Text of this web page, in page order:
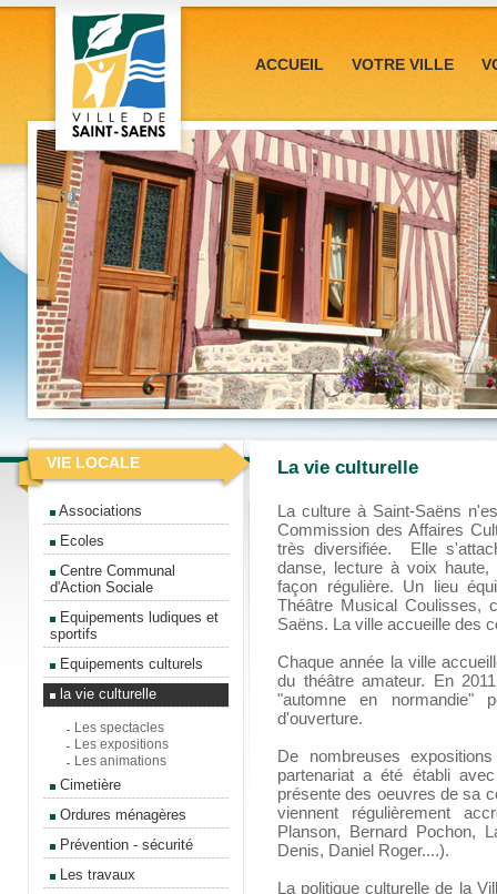
ACCUEIL VOTRE VILLE
VIE LOCALE
Associations
Ecoles
Centre Communal
d'Action Sociale
Equipements ludiques et
sportifs
Equipements culturels
la vie culturelle
Les spectacles
Les expositions
Les animations
Cimetière
Ordures ménagères
Prévention - sécurité
Les travaux
La vie culturelle
La culture à Saint-Saëns
Commission des Affaires
très diversifiée. Elle
danse, lecture à voix haute,
façon régulière. Un lieu
Théâtre Musical Coulisses,
Saëns. La ville accueille des
Chaque année la ville
du théâtre amateur. En
"automne en normandie"
d'ouverture.
De nombreuses
partenariat a été établi
présente des oeuvres de sa
viennent régulièrement
Planson, Bernard Pochon,
Denis, Daniel Roger....).
La politique culturelle de la